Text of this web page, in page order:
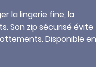
la lingerie fine, la
Son zip sécurisé évite
Disponible en